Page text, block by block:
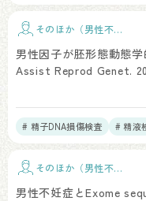
そのほか（男性不
男性因子が胚形態動態
Assist Reprod Genet.
# 精子DNA損傷検査 # 精液
そのほか（男性不
男性不妊症とExome